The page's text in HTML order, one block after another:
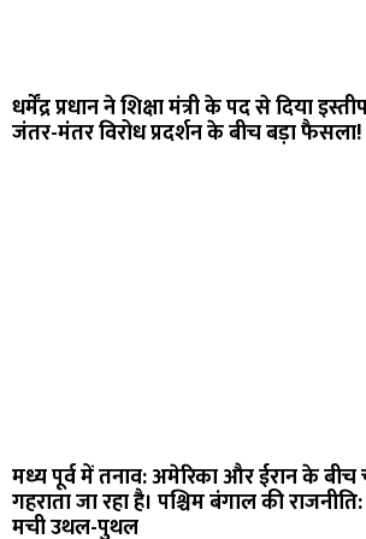
धर्मेंद्र प्रधान ने शिक्षा मंत्री के पद से दिया
जंतर-मंतर विरोध प्रदर्शन के बीच बड़ा फैसला!
मध्य पूर्व में तनाव: अमेरिका और ईरान के बीच
गहराता जा रहा है। पश्चिम बंगाल की
मची उथल-पुथल